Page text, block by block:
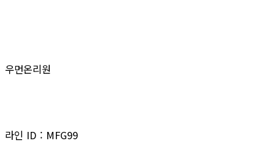
우먼온리원
라인 ID : MFG99